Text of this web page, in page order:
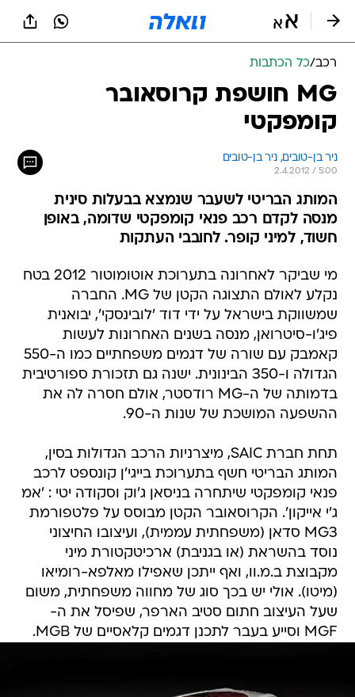
רכב/כל הכתבות
MG חושפת קרוסאובר
קומפקטי
ניר בן-טובים, ניר בן-טובים
2.4.2012 / 5:00
המותג הבריטי לשעבר שנמצא בבעלות סינית
מנסה לקדם רכב פנאי קומפקטי שדומה, באופן
חשוד, למיני קופר. לחובבי העתקות
מי שביקר לאחרונה בתערוכת אוטומוטור 2012 בטח
נקלע לאולם התצוגה הקטן של MG. החברה
שמשווקת בישראל על ידי דוד 'לובינסקי', יבואנית
פיג'ו-סיטרואן, מנסה בשנים האחרונות לעשות
קאמבק עם שורה של דגמים משפחתיים כמו ה-550
הגדולה ו-350 הבינונית. ישנה גם תזכורת ספורטיבית
בדמותה של ה-MG רודסטר, אולם חסרה לה את
ההשפעה המושכת של שנות ה-90.
תחת חברת SAIC, מיצרניות הרכב הגדולות בסין,
המותג הבריטי חשף בתערוכת בייגי'ן קונספט לרכב
פנאי קומפקטי שיתחרה בניסאן ג'וק וסקודה יטי : 'אמ
ג'י אייקון'. הקרוסאובר הקטן מבוסס על פלטפורמת
MG3 סדאן (משפחתית עממית), ועיצובו החיצוני
נוסד בהשראת (או בגניבת) ארכיטקטורת מיני
מקבוצת ב.מ.וו, ואף ייתכן שאפילו מאלפא-רומיאו
(מיטו). אולי יש בכך סוג של מחווה משפחתית, משום
שעל העיצוב חתום סטיב הארפר, שפיסל את ה-
MGF וסייע בעבר לתכנן דגמים קלאסיים של MGB.